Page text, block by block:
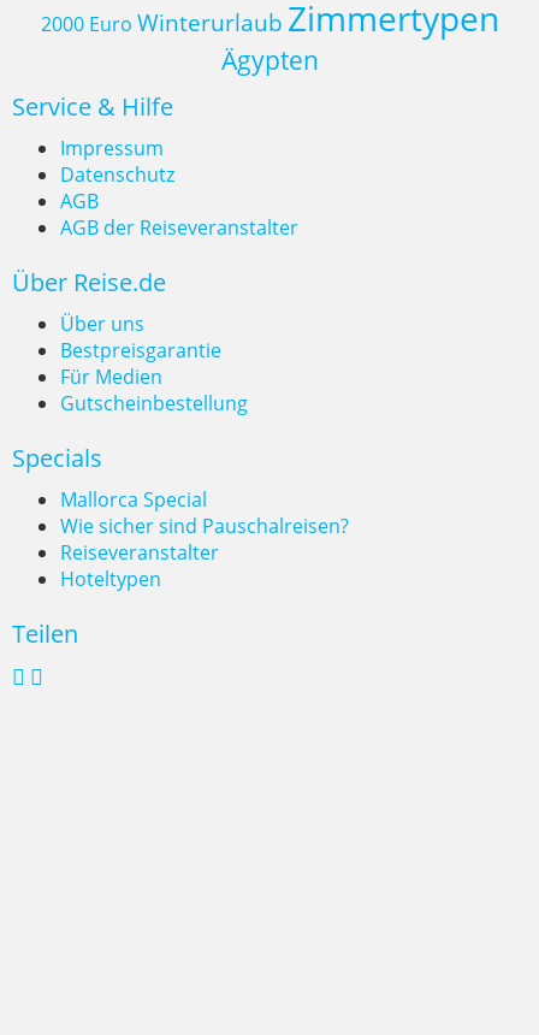
2000 Euro Winterurlaub Zimmertypen
Ägypten
Service & Hilfe
Impressum
Datenschutz
AGB
AGB der Reiseveranstalter
Über Reise.de
Über uns
Bestpreisgarantie
Für Medien
Gutscheinbestellung
Specials
Mallorca Special
Wie sicher sind Pauschalreisen?
Reiseveranstalter
Hoteltypen
Teilen